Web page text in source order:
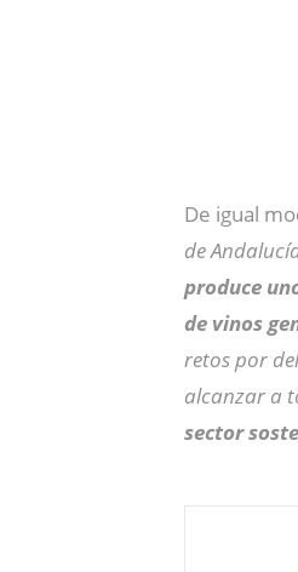
De igual
de
produce
de vinos
retos por
alcanzar a
sector